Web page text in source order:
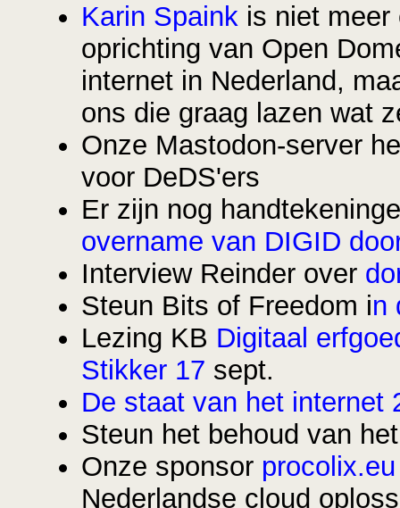
Karin Spaink is niet
oprichting van Open
internet in Nederland,
ons die graag lazen wat
Onze Mastodon-server
voor DeDS'ers
Er zijn nog
overname van DIGID
Interview Reinder over
Steun Bits of Freedom in
Lezing KB Digitaal
Stikker 17 sept.
De staat van het internet
Steun het behoud van
Onze sponsor procolix.eu
Nederlandse cloud